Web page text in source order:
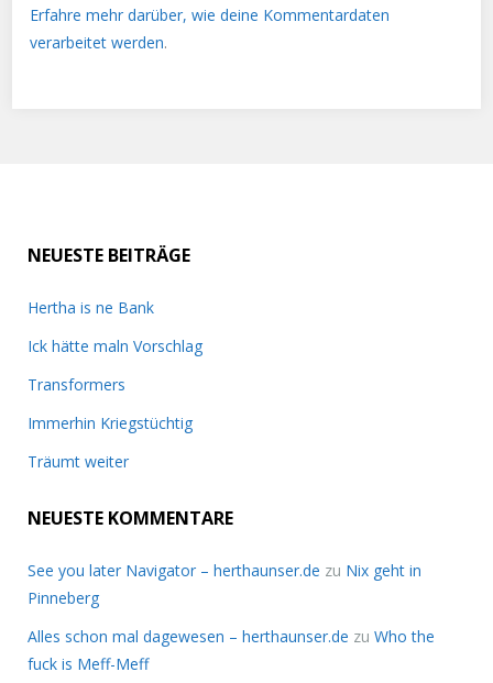
Erfahre mehr darüber, wie deine Kommentardaten
verarbeitet werden.
NEUESTE BEITRÄGE
Hertha is ne Bank
Ick hätte maln Vorschlag
Transformers
Immerhin Kriegstüchtig
Träumt weiter
NEUESTE KOMMENTARE
See you later Navigator – herthaunser.de zu Nix geht in
Pinneberg
Alles schon mal dagewesen – herthaunser.de zu Who the
fuck is Meff-Meff